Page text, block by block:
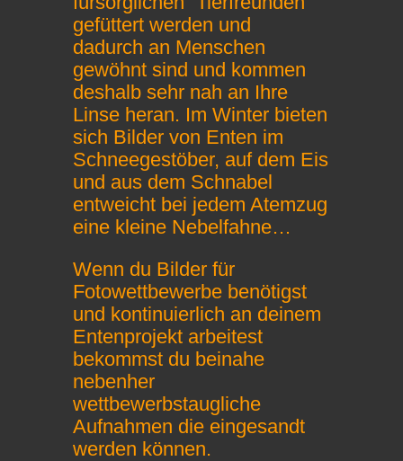
gefüttert werden und
dadurch an Menschen
gewöhnt sind und kommen
deshalb sehr nah an Ihre
Linse heran. Im Winter bieten
sich Bilder von Enten im
Schneegestöber, auf dem Eis
und aus dem Schnabel
entweicht bei jedem Atemzug
eine kleine Nebelfahne…
Wenn du Bilder für
Fotowettbewerbe benötigst
und kontinuierlich an deinem
Entenprojekt arbeitest
bekommst du beinahe
nebenher
wettbewerbstaugliche
Aufnahmen die eingesandt
werden können.